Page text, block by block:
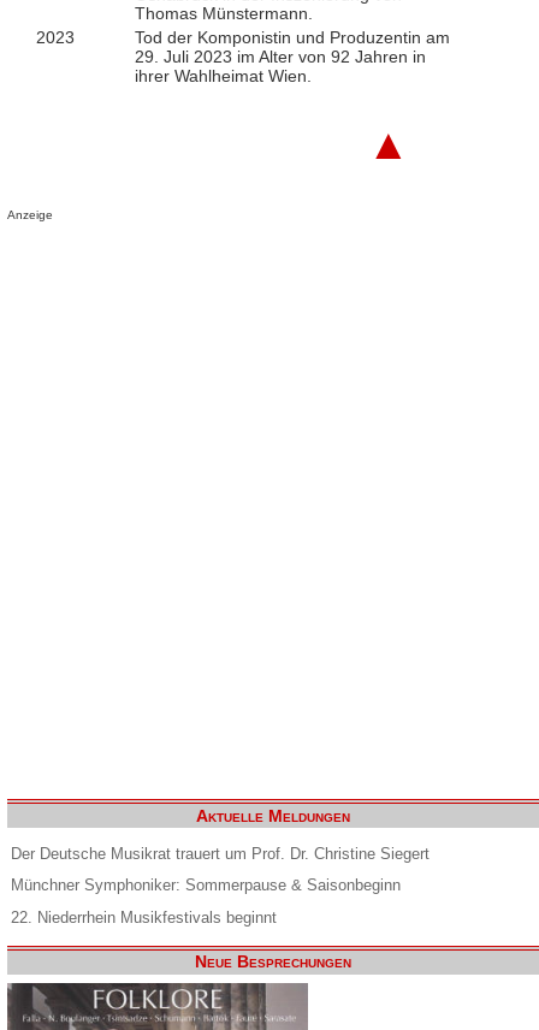
Thomas Münstermann.
2023
Tod der Komponistin und Produzentin am
29. Juli 2023 im Alter von 92 Jahren in
ihrer Wahlheimat Wien.
▲
Anzeige
Aktuelle Meldungen
Der Deutsche Musikrat trauert um Prof. Dr. Christine Siegert
Münchner Symphoniker: Sommerpause & Saisonbeginn
22. Niederrhein Musikfestivals beginnt
Neue Besprechungen